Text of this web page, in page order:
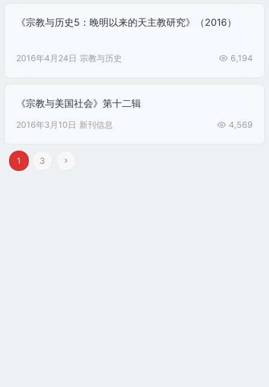
《宗教与历史5：晚明以来的天主教研究》（2016）
2016年4月24日 宗教与历史 6,194
《宗教与美国社会》第十二辑
2016年3月10日 新刊信息 4,569
1 3